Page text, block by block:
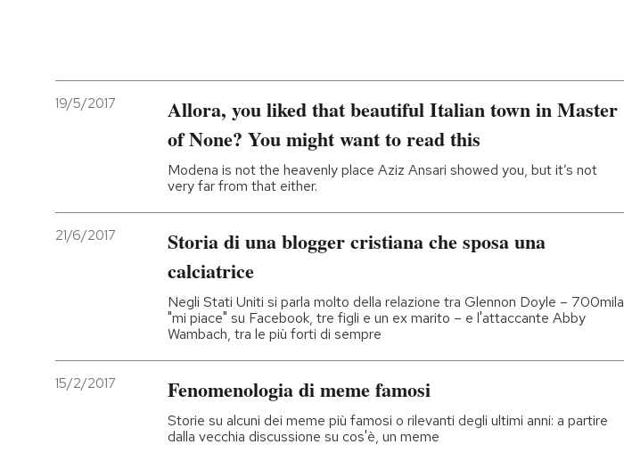
19/5/2017
Allora, you liked that beautiful Italian town in Master
of None? You might want to read this
Modena is not the heavenly place Aziz Ansari showed you, but it’s not
very far from that either.
21/6/2017
Storia di una blogger cristiana che sposa una
calciatrice
Negli Stati Uniti si parla molto della relazione tra Glennon Doyle – 700mila
"mi piace" su Facebook, tre figli e un ex marito – e l'attaccante Abby
Wambach, tra le più forti di sempre
15/2/2017 Fenomenologia di meme famosi
Storie su alcuni dei meme più famosi o rilevanti degli ultimi anni: a partire
dalla vecchia discussione su cos'è, un meme